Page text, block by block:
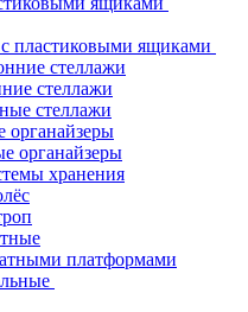
пластиковыми ящиками
стеллажи
стеллажи
стеллажи
органайзеры
органайзеры
хранения
платформами